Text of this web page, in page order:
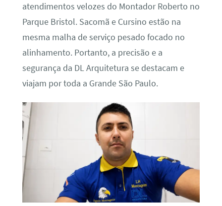
atendimentos velozes do Montador Roberto no
Parque Bristol. Sacomã e Cursino estão na
mesma malha de serviço pesado focado no
alinhamento. Portanto, a precisão e a
segurança da DL Arquitetura se destacam e
viajam por toda a Grande São Paulo.